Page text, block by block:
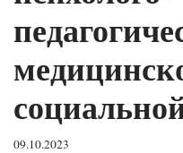
09.10.2023